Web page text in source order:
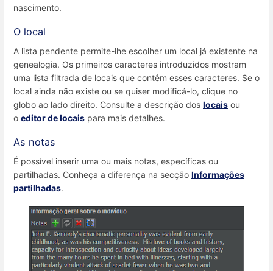
nascimento.
O local
A lista pendente permite-lhe escolher um local já existente na
genealogia. Os primeiros caracteres introduzidos mostram
uma lista filtrada de locais que contêm esses caracteres. Se o
local ainda não existe ou se quiser modificá-lo, clique no
globo ao lado direito. Consulte a descrição dos locais ou
o editor de locais para mais detalhes.
As notas
É possível inserir uma ou mais notas, específicas ou
partilhadas. Conheça a diferença na secção Informações
partilhadas.